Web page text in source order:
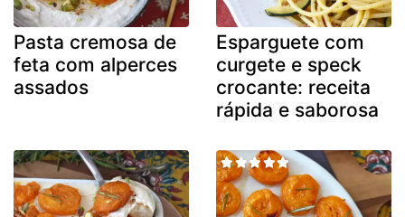
Pasta cremosa de
feta com alperces
assados
Esparguete com
curgete e speck
crocante: receita
rápida e saborosa